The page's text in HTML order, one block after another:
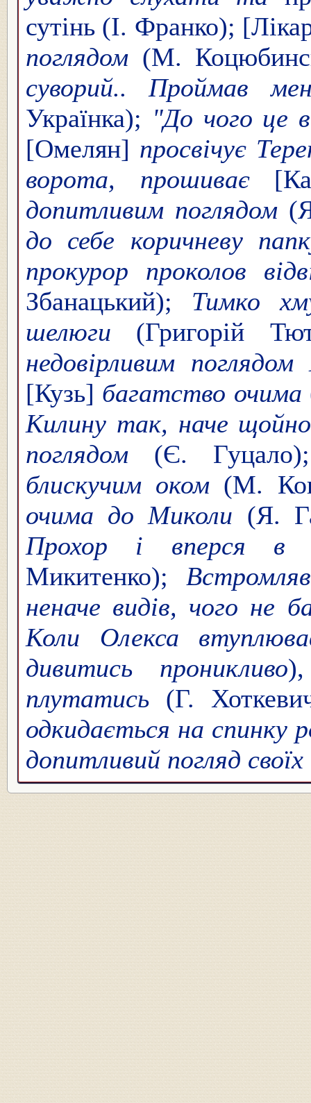
сутінь (І. Франко);
поглядом (М.
суворий.. Проймав
Українка); "До чого це
[Омелян] просвічує
ворота, прошиває
допитливим поглядом
до себе коричневу
прокурор проколов
Збанацький); Тимко
шелюги (Григорій
недовірливим
[Кузь] багатство очима
Килину так, наче
поглядом (Є.
блискучим оком (М.
очима до Миколи (Я.
Прохор і вперся в
Микитенко); Встромляв
неначе видів, чого не
Коли Олекса
дивитись проникливо
плутатись (Г.
одкидається на спинку
допитливий погляд своїх